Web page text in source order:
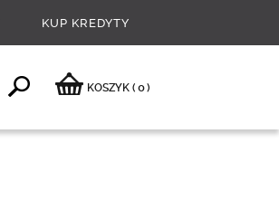
KUP KREDYTY
KOSZYK ( 0)